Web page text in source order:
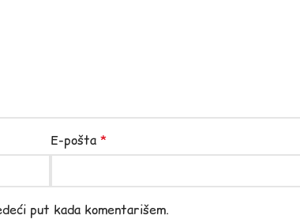
E-pošta *
put kada komentarišem.